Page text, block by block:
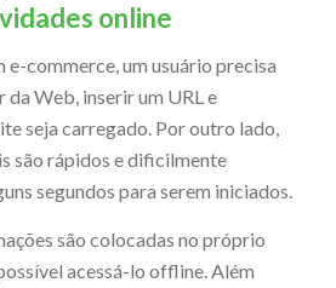
online
e-commerce, um usuário precisa
da Web, inserir um URL e
seja carregado. Por outro lado,
são rápidos e dificilmente
segundos para serem iniciados.
são colocadas no próprio
acessá-lo offline. Além